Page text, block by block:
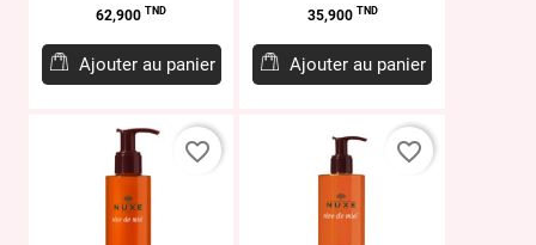
Prix
62,900 TND
Ajouter au panier
Prix
35,900 TND
Ajouter au panier
favorite_border favorite_border